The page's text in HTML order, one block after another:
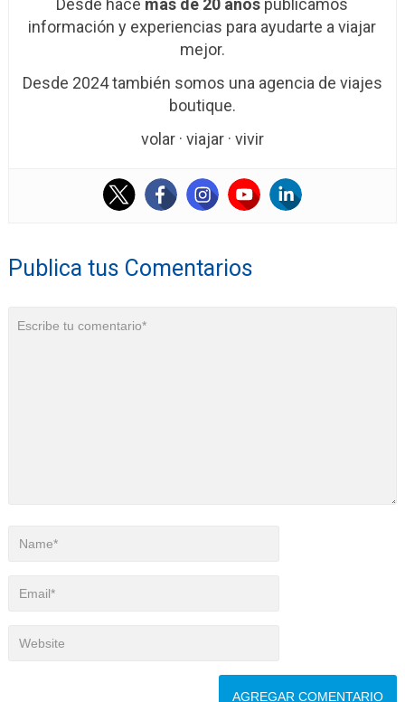
Desde hace más de 20 años publicamos
información y experiencias para ayudarte a viajar
mejor.
Desde 2024 también somos una agencia de viajes
boutique.
volar · viajar · vivir
Publica tus Comentarios